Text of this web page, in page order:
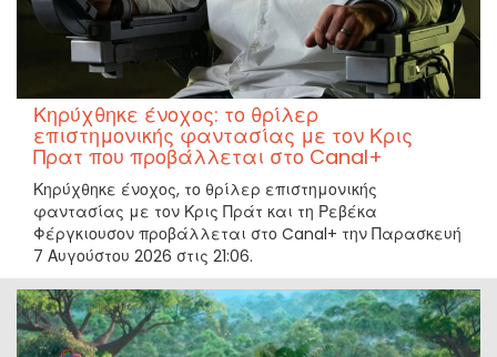
Κηρύχθηκε ένοχος: το θρίλερ
επιστημονικής φαντασίας με τον Κρις
Πρατ που προβάλλεται στο Canal+
Κηρύχθηκε ένοχος, το θρίλερ επιστημονικής
φαντασίας με τον Κρις Πράτ και τη Ρεβέκα
Φέργκιουσον προβάλλεται στο Canal+ την Παρασκευή
7 Αυγούστου 2026 στις 21:06.